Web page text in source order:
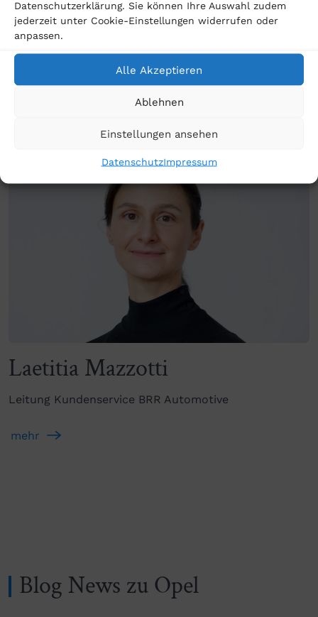
Datenschutzerklärung. Sie können Ihre Auswahl zudem
jederzeit unter Cookie-Einstellungen widerrufen oder
anpassen.
Alle Akzeptieren
Ablehnen
Einstellungen ansehen
DatenschutzImpressum
Joschka Strahmann
Rechtsanwalt, Teamleitung BRR Automotive
Laetitia Mazzotti
Leitung Kundenservice BRR Automotive
mehr
Blog News zu Opel